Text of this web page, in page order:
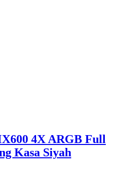
4X ARGB Full
Kasa Siyah